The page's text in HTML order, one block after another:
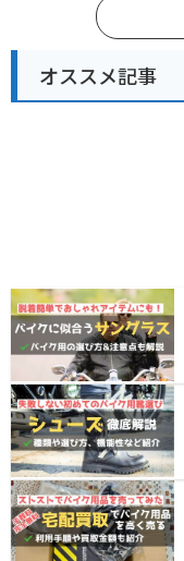
オススメ記事